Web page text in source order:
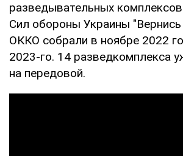
разведывательных
Сил обороны Украины
ОККО собрали в ноябре 2022
2023-го. 14 разведкомплекса
на передовой.